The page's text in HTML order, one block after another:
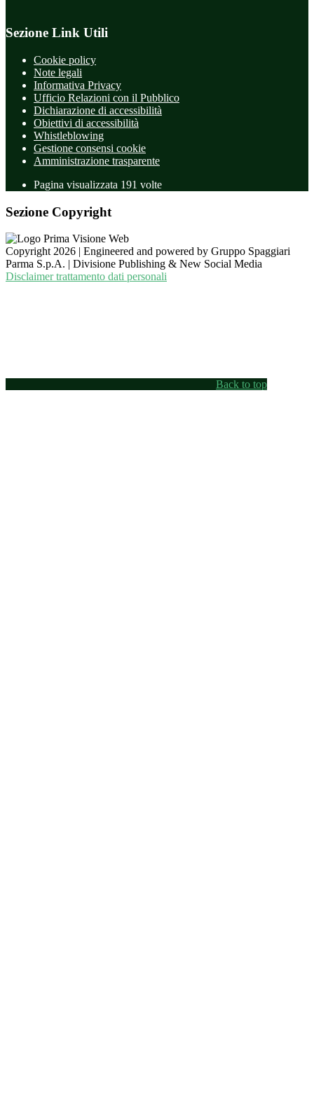
Sezione Link Utili
Cookie policy
Note legali
Informativa Privacy
Ufficio Relazioni con il Pubblico
Dichiarazione di accessibilità
Obiettivi di accessibilità
Whistleblowing
Gestione consensi cookie
Amministrazione trasparente
Pagina visualizzata 191 volte
Sezione Copyright
Copyright 2026 | Engineered and powered by Gruppo Spaggiari
Parma S.p.A. | Divisione Publishing & New Social Media
Disclaimer trattamento dati personali
Back to top